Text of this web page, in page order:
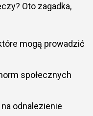
Oto zagadka,
mogą prowadzić
społecznych
odnalezienie